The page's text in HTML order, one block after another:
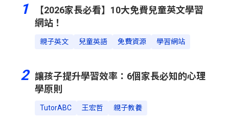
1
【2026家長必看】10大免費兒童英文學習
網站！
親子英文 兒童英語 免費資源 學習網站
2
讓孩子提升學習效率：6個家長必知的心理
學原則
TutorABC 王宏哲 親子教養